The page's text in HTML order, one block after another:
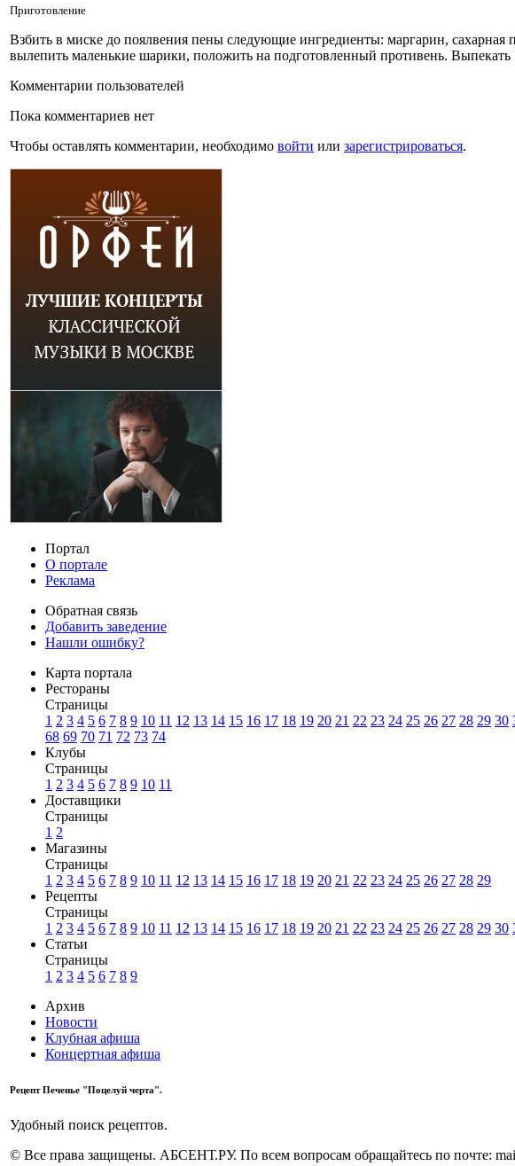
Приготовление
Взбить в миске до поялвения пены следующие ингредиенты: маргарин, сахарная
вылепить маленькие шарики, положить на подготовленный противень.
Комментарии пользователей
Пока комментариев нет
Чтобы оставлять комментарии, необходимо войти или зарегистрироваться.
Портал
О портале
Реклама
Обратная связь
Добавить заведение
Нашли ошибку?
Карта портала
Рестораны
Страницы
1 2 3 4 5 6 7 8 9 10 11 12 13 14 15 16 17 18 19 20 21 22 23 24 25 26 27 28 29 30
68 69 70 71 72 73 74
Клубы
Страницы
1 2 3 4 5 6 7 8 9 10 11
Доставщики
Страницы
1 2
Магазины
Страницы
1 2 3 4 5 6 7 8 9 10 11 12 13 14 15 16 17 18 19 20 21 22 23 24 25 26 27 28 29
Рецепты
Страницы
1 2 3 4 5 6 7 8 9 10 11 12 13 14 15 16 17 18 19 20 21 22 23 24 25 26 27 28 29 30
Статьи
Страницы
1 2 3 4 5 6 7 8 9
Архив
Новости
Клубная афиша
Концертная афиша
Рецепт Печенье "Поцелуй черта".
Удобный поиск рецептов.
© Все права защищены. АБСЕНТ.РУ. По всем вопросам обращайтесь по почте: